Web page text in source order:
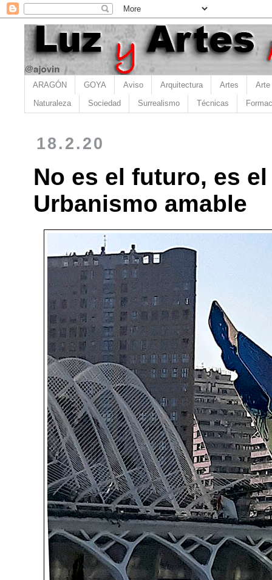
ARAGÓN GOYA Aviso Arquitectura Artes Arte
Naturaleza Sociedad Surrealismo Técnicas
18.2.20
No es el futuro, es
Urbanismo amable